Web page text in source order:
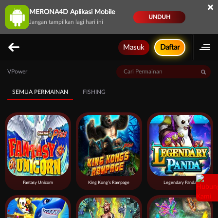
MERONA4D Aplikasi Mobile
Jangan tampilkan lagi hari ini
UNDUH
×
Masuk Daftar
VPower
SEMUA PERMAINAN FISHING
Fantasy Unicorn King Kong’s Rampage Legendary Panda